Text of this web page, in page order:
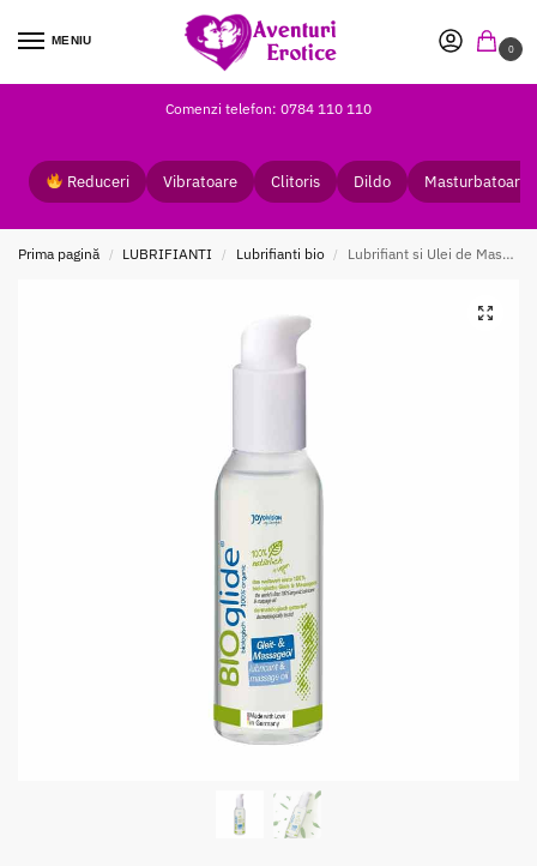
MENIU
0
Comenzi telefon: 0784 110 110
Reduceri Vibratoare Clitoris Dildo Masturbatoare
Prima pagină / LUBRIFIANTI / Lubrifianti bio / Lubrifiant si Ulei de Masaj BIOglide